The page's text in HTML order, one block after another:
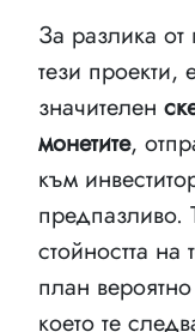
За разлика
тези проекти,
значителен
монетите,
към
предпазливо.
стойността
план
което те